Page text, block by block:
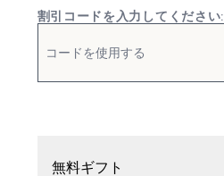
割引コードを入力してください:
無料ギフト